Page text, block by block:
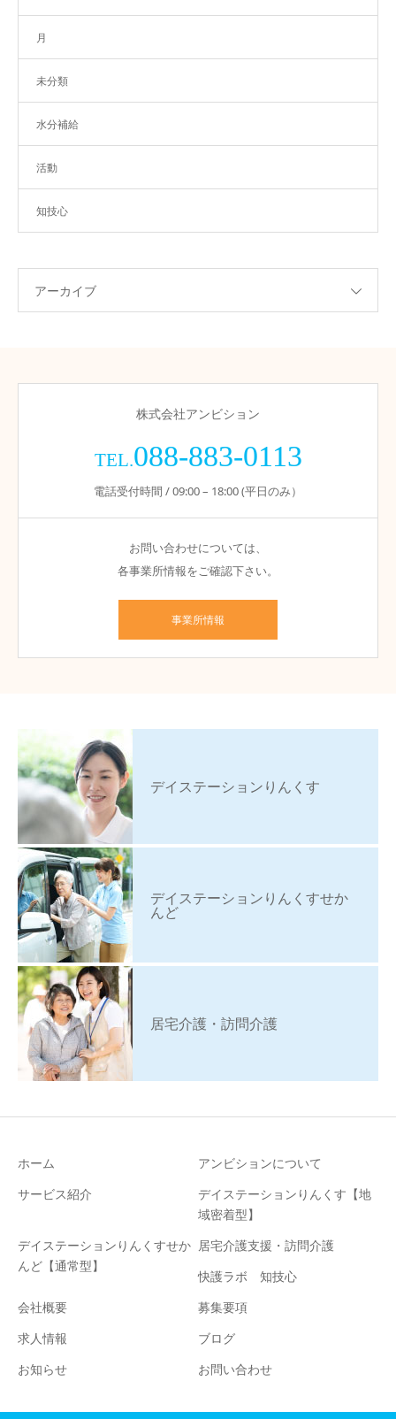
月
未分類
水分補給
活動
知技心
アーカイブ
株式会社アンビション
TEL.088-883-0113
電話受付時間 / 09:00 – 18:00 (平日のみ）
お問い合わせについては、
各事業所情報をご確認下さい。
事業所情報
デイステーションりんくす
デイステーションりんくすせか
んど
居宅介護・訪問介護
ホーム
アンビションについて
サービス紹介
デイステーションりんくす【地
域密着型】
デイステーションりんくすせか
んど【通常型】
居宅介護支援・訪問介護
快護ラボ 知技心
会社概要
募集要項
求人情報
ブログ
お知らせ
お問い合わせ